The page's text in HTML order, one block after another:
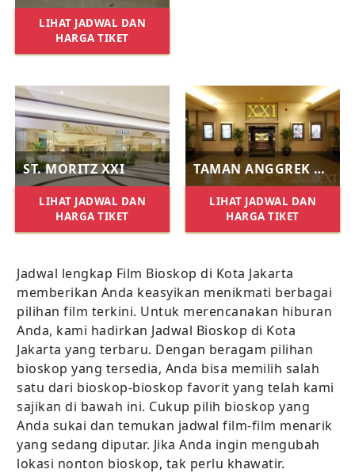
LIHAT JADWAL DAN
HARGA TIKET
ST. MORITZ XXI
LIHAT JADWAL DAN
HARGA TIKET
TAMAN ANGGREK XXI
LIHAT JADWAL DAN
HARGA TIKET
Jadwal lengkap Film Bioskop di Kota Jakarta
memberikan Anda keasyikan menikmati berbagai
pilihan film terkini. Untuk merencanakan hiburan
Anda, kami hadirkan Jadwal Bioskop di Kota
Jakarta yang terbaru. Dengan beragam pilihan
bioskop yang tersedia, Anda bisa memilih salah
satu dari bioskop-bioskop favorit yang telah kami
sajikan di bawah ini. Cukup pilih bioskop yang
Anda sukai dan temukan jadwal film-film menarik
yang sedang diputar. Jika Anda ingin mengubah
lokasi nonton bioskop, tak perlu khawatir.